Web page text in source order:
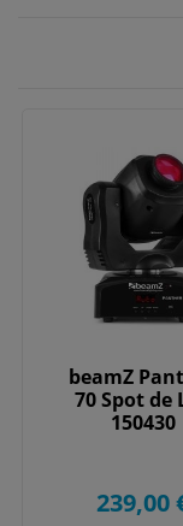
beamZ
70 Spot de
150430
239,00